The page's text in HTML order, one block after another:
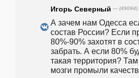
Игорь Северный — (49094)
А зачем нам Одесса
состав России? Если
80%-90% захотят в
забрать. А если 80%
такая территория?
мозги промыли